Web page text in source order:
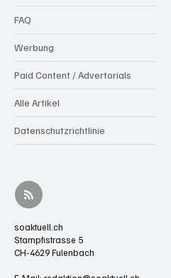
FAQ
Werbung
Paid Content / Advertorials
Alle Artikel
Datenschutzrichtlinie
soaktuell.ch
Stampfistrasse 5
CH-4629 Fulenbach